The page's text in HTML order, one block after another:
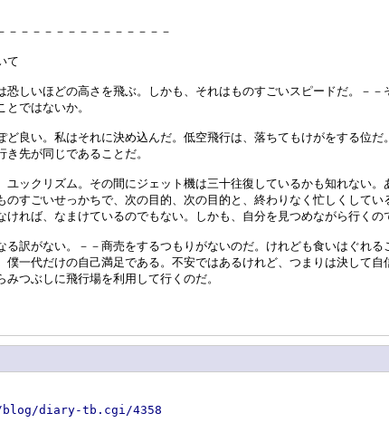
－－－－－－－－－－－－－－
て
しいほどの高さを飛ぶ。しかも、それはものすごいスピードだ。－－
ではないか。
良い。私はそれに決め込んだ。低空飛行は、落ちてもけがをする位だ
先が同じであることだ。
ックリズム。その間にジェット機は三十往復しているかも知れない
のすごいせっかちで、次の目的、次の目的と、終わりなく忙しくして
ければ、なまけているのでもない。しかも、自分を見つめながら行くの
訳がない。－－商売をするつもりがないのだ。けれども食いはぐれ
僕一代だけの自己満足である。不安ではあるけれど、つまりは決して
つぶしに飛行場を利用して行くのだ。
blog/diary-tb.cgi/4358